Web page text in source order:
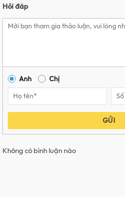
Hỏi đáp
Anh Chị
GỬI
Không có bình luận nào